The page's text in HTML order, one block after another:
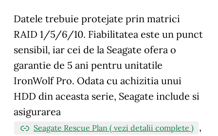
Datele trebuie protejate prin matrici
RAID 1/5/6/10. Fiabilitatea este un punct
sensibil, iar cei de la Seagate ofera o
garantie de 5 ani pentru unitatile
IronWolf Pro. Odata cu achizitia unui
HDD din aceasta serie, Seagate include si
asigurarea
Seagate Rescue Plan ( vezi detalii complete ) ,